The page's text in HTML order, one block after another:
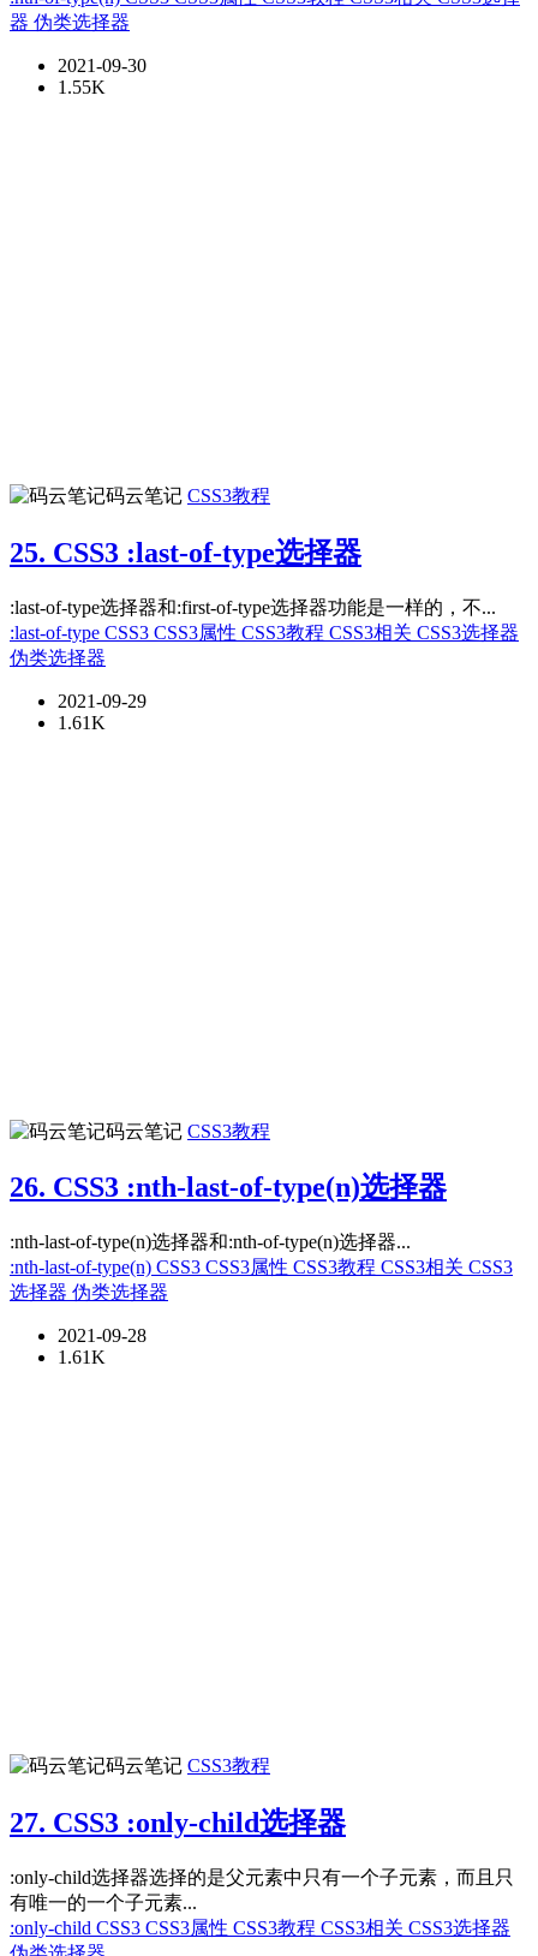
器 伪类选择器
2021-09-30
1.55K
码云笔记 CSS3教程
25. CSS3 :last-of-type选择器
:last-of-type选择器和:first-of-type选择器功能是一样的，不...
:last-of-type CSS3 CSS3属性 CSS3教程 CSS3相关 CSS3选择器
伪类选择器
2021-09-29
1.61K
码云笔记 CSS3教程
26. CSS3 :nth-last-of-type(n)选择器
:nth-last-of-type(n)选择器和:nth-of-type(n)选择器...
:nth-last-of-type(n) CSS3 CSS3属性 CSS3教程 CSS3相关 CSS3
选择器 伪类选择器
2021-09-28
1.61K
码云笔记 CSS3教程
27. CSS3 :only-child选择器
:only-child选择器选择的是父元素中只有一个子元素，而且只
有唯一的一个子元素...
:only-child CSS3 CSS3属性 CSS3教程 CSS3相关 CSS3选择器